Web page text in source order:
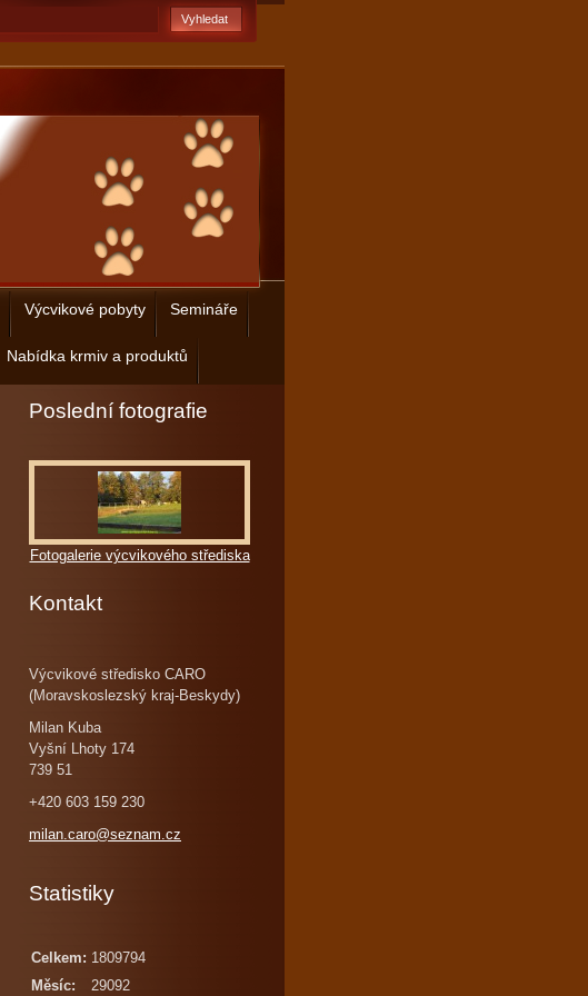
Výcvikové pobyty Semináře
Nabídka krmiv a produktů
Poslední fotografie
Fotogalerie výcvikového střediska
Kontakt
Výcvikové středisko CARO
(Moravskoslezský kraj-Beskydy)
Milan Kuba
Vyšní Lhoty 174
739 51
+420 603 159 230
milan.caro@seznam.cz
Statistiky
Celkem: 1809794
Měsíc:
29092